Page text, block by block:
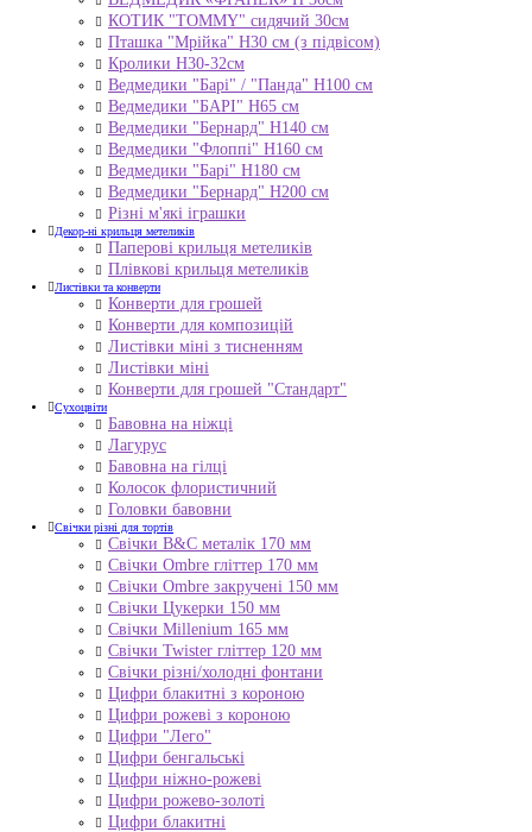
КОТИК "ТОMMY" сидячий 30см
Пташка "Мрійка" Н30 см (з підвісом)
Кролики Н30-32см
Ведмедики "Барі" / "Панда" Н100 см
Ведмедики "БАРІ" Н65 см
Ведмедики "Бернард" Н140 см
Ведмедики "Флоппі" Н160 см
Ведмедики "Барі" Н180 см
Ведмедики "Бернард" Н200 см
Різні м'які іграшки
Декор-ні крильця метеликів
Паперові крильця метеликів
Плівкові крильця метеликів
Листівки та конверти
Конверти для грошей
Конверти для композицій
Листівки міні з тисненням
Листівки міні
Конверти для грошей "Стандарт"
Сухоцвіти
Бавовна на ніжці
Лагурус
Бавовна на гілці
Колосок флористичний
Головки бавовни
Свічки різні для тортів
Свічки B&C металік 170 мм
Свічки Ombre гліттер 170 мм
Свічки Ombre закручені 150 мм
Свічки Цукерки 150 мм
Свічки Millenium 165 мм
Свічки Twister гліттер 120 мм
Свічки різні/холодні фонтани
Цифри блакитні з короною
Цифри рожеві з короною
Цифри "Лего"
Цифри бенгальські
Цифри ніжно-рожеві
Цифри рожево-золоті
Цифри блакитні